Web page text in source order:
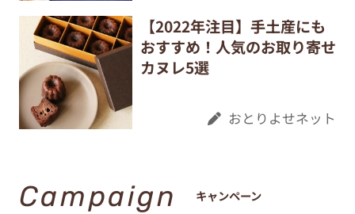
【2022年注目】手土産にも
おすすめ！人気のお取り寄せ
カヌレ5選
おとりよせネット
Campaign キャンペーン